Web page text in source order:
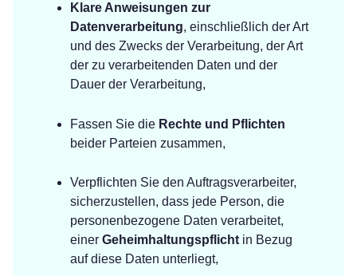
Klare Anweisungen zur
Datenverarbeitung, einschließlich der Art
und des Zwecks der Verarbeitung, der Art
der zu verarbeitenden Daten und der
Dauer der Verarbeitung,
Fassen Sie die Rechte und Pflichten
beider Parteien zusammen,
Verpflichten Sie den Auftragsverarbeiter,
sicherzustellen, dass jede Person, die
personenbezogene Daten verarbeitet,
einer Geheimhaltungspflicht in Bezug
auf diese Daten unterliegt,